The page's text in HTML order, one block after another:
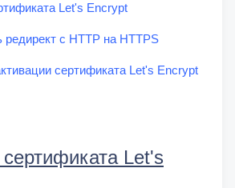
Let's Encrypt
редирект с HTTP на HTTPS
сертификата Let's Encrypt
сертификата Let's